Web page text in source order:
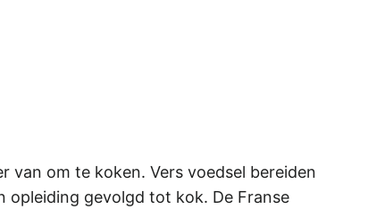
om te koken. Vers voedsel bereiden
opleiding gevolgd tot kok. De Franse